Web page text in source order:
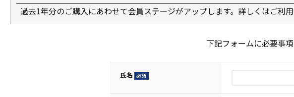
過去1年分のご購入にあわせて会員ステージがアップします。詳しくはご利
下記フォームに必要事
氏名